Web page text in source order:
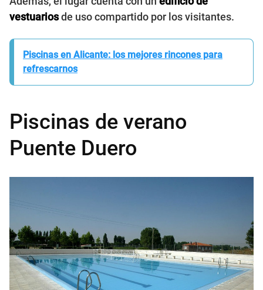
vestuariosde uso compartido por los visitantes.
Piscinas en Alicante: los mejores rincones para
refrescarnos
Piscinas de verano
Puente Duero